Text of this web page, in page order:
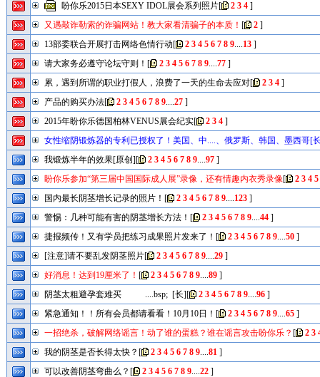
盼你乐2015日本SEXY IDOL展会系列照片[ 2 3 4]
又遇敲诈勒索的诈骗网站！教大家看清骗子的本质！ [ 2]
13部委联合开展打击网络色情行动[ 2 3 4 5 6 7 8 9....13]
请大家务必遵守论坛守则！ [ 2 3 4 5 6 7 8 9....77]
累，遇到所谓的职业打假人，浪费了一天的生命去应对[ 2 3 4]
产品的购买办法[ 2 3 4 5 6 7 8 9....27]
2015年盼你乐德国柏林VENUS展会纪实[ 2 3 4]
女性缩阴锻炼器的专利已授权了！美国、中....、俄罗斯、韩国、墨西哥[
2 3 4 5 6 7 8 9....17]
我锻炼半年的效果[原创][ 2 3 4 5 6 7 8 9....97]
盼你乐参加“第三届中国国际成人展”录像，还有情趣内衣秀录像[ 2 3 4 5
国内最长阴茎增长记录的照片！ [ 2 3 4 5 6 7 8 9....123]
警惕：几种可能有害的阴茎增长方法！ [ 2 3 4 5 6 7 8 9....44]
捷报频传！又有学员把练习成果照片发来了！ [ 2 3 4 5 6 7 8 9....50]
[注意]请不要乱发阴茎照片[ 2 3 4 5 6 7 8 9....29]
好消息！达到19厘米了！ [ 2 3 4 5 6 7 8 9....89]
阴茎太粗避孕套难买 ....bsp; [长][ 2 3 4 5 6 7 8 9....96]
紧急通知！！所有会员都请看看！10月10日！ [ 2 3 4 5 6 7 8 9....65]
一招绝杀，破解网络谣言！动了谁的蛋糕？谁在谣言攻击盼你乐？ [ 2 3
我的阴茎是否长得太快？ [ 2 3 4 5 6 7 8 9....81]
可以改善阴茎弯曲么？ [ 2 3 4 5 6 7 8 9....22]